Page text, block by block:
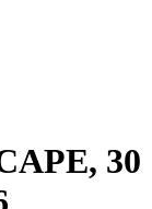
30